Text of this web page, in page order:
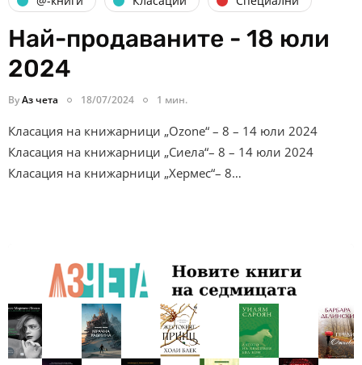
Най-продаваните - 18 юли
2024
ByАз чета 18/07/2024 1 мин.
Класация на книжарници „Ozone“ – 8 – 14 юли 2024
Класация на книжарници „Сиела“– 8 – 14 юли 2024
Класация на книжарници „Хермес“– 8…